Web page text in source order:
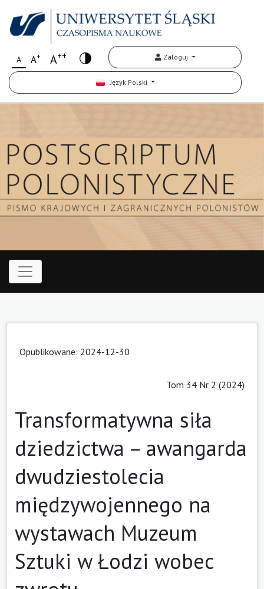
A A+ A++ Zaloguj
Język Polski
Opublikowane: 2024-12-30
Tom 34 Nr 2 (2024)
Transformatywna siła
dziedzictwa – awangarda
dwudziestolecia
międzywojennego na
wystawach Muzeum
Sztuki w Łodzi wobec